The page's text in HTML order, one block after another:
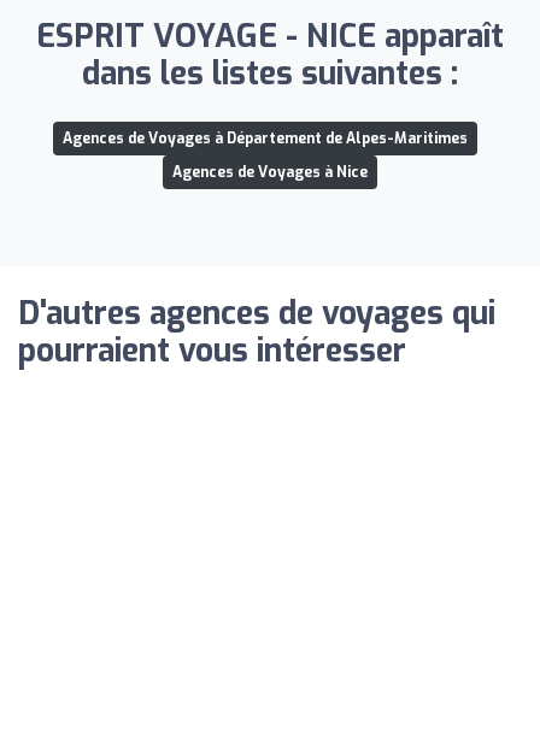
ESPRIT VOYAGE - NICE apparaît
dans les listes suivantes :
Agences de Voyages à Département de Alpes-Maritimes
Agences de Voyages à Nice
D'autres agences de voyages qui
pourraient vous intéresser